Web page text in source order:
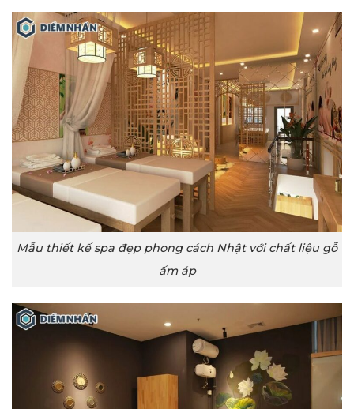
Mẫu thiết kế spa đẹp phong cách Nhật với chất liệu gỗ
ấm áp